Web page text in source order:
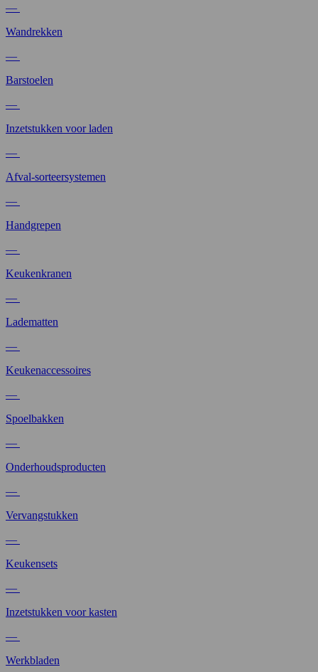
—
Wandrekken
—
Barstoelen
—
Inzetstukken voor laden
—
Afval-sorteersystemen
—
Handgrepen
—
Keukenkranen
—
Ladematten
—
Keukenaccessoires
—
Spoelbakken
—
Onderhoudsproducten
—
Vervangstukken
—
Keukensets
—
Inzetstukken voor kasten
—
Werkbladen